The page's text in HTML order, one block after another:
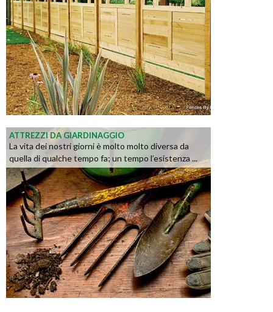
ATTREZZI DA GIARDINAGGIO
La vita dei nostri giorni è molto molto diversa da
quella di qualche tempo fa; un tempo l’esistenza ...